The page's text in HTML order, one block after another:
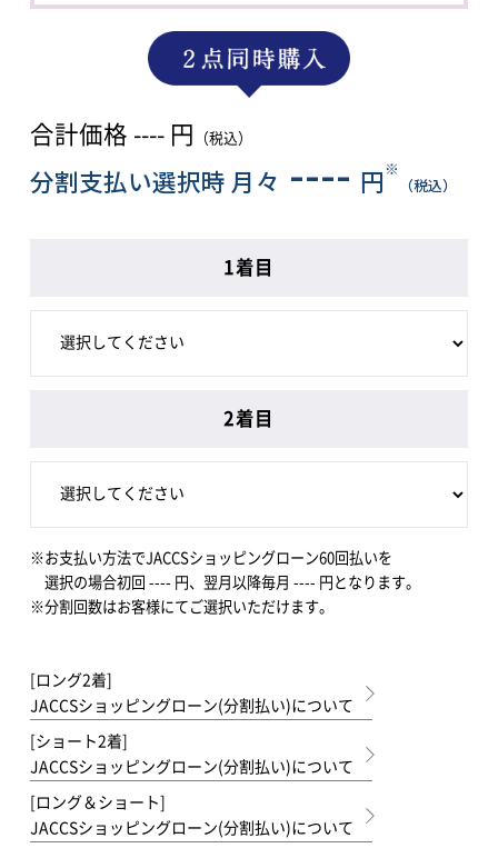
合計価格 ---- 円 （税込）
分割支払い選択時 月々 ---- 円 ※
（税込）
※お支払い方法でJACCSショッピングローン60回払いを
選択の場合初回 ---- 円、翌月以降毎月 ---- 円となります。
※分割回数はお客様にてご選択いただけます。
1着目
2着目
[ロング2着]
JACCSショッピングローン(分割払い)について
[ショート2着]
JACCSショッピングローン(分割払い)について
[ロング＆ショート]
JACCSショッピングローン(分割払い)について